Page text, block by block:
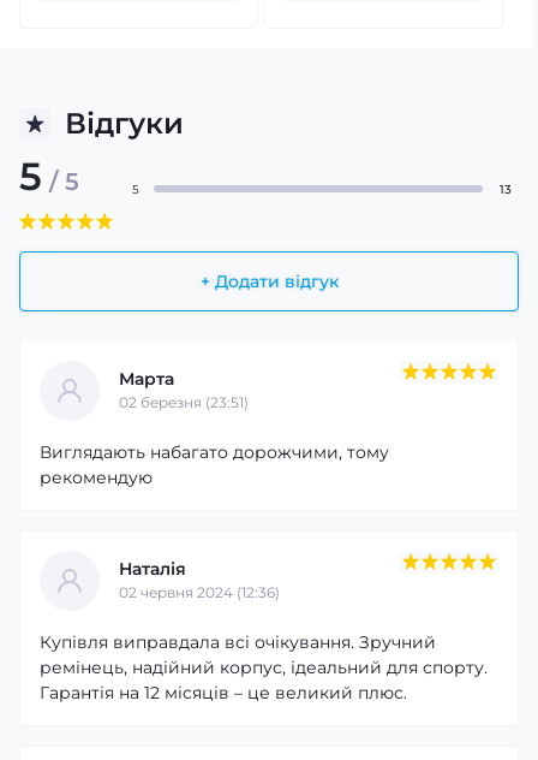
Відгуки
5 / 5
+ Додати відгук
5 13
Марта
02 березня (23:51)
Виглядають набагато дорожчими, тому
рекомендую
Наталія
02 червня 2024 (12:36)
Купівля виправдала всі очікування. Зручний
ремінець, надійний корпус, ідеальний для спорту.
Гарантія на 12 місяців – це великий плюс.